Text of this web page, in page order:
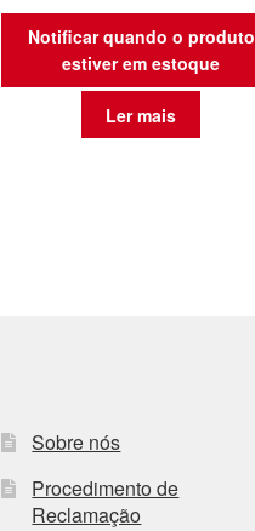
Notificar quando o produto
estiver em estoque
Ler mais
Sobre nós
Procedimento de
Reclamação